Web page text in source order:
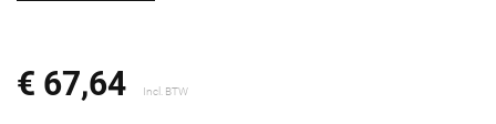
€ 67,64 Incl. BTW